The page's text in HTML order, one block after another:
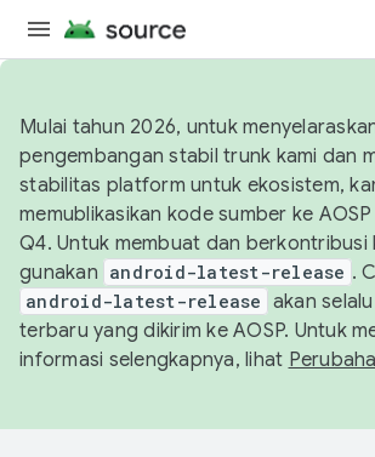
Mulai tahun 2026, untuk
pengembangan stabil trunk kami dan
stabilitas platform untuk ekosistem,
memublikasikan kode sumber ke
Q4. Untuk membuat dan berkontribusi
gunakan android-latest-release .
android-latest-release akan
terbaru yang dikirim ke AOSP. Untuk
informasi selengkapnya, lihat